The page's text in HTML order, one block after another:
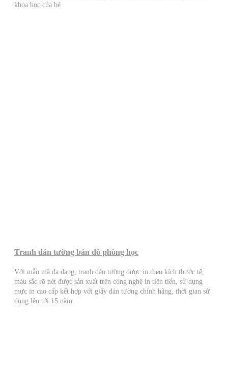
khoa học của bé
Tranh dán tường bản đồ phòng học
Với mẫu mã đa dạng, tranh dán tường được in theo kích thước tế,
màu sắc rõ nét được sản xuất trên công nghệ in tiên tiến, sử dụng
mực in cao cấp kết hợp với giấy dán tường chính hãng, thời gian sử
dụng lên tới 15 năm.